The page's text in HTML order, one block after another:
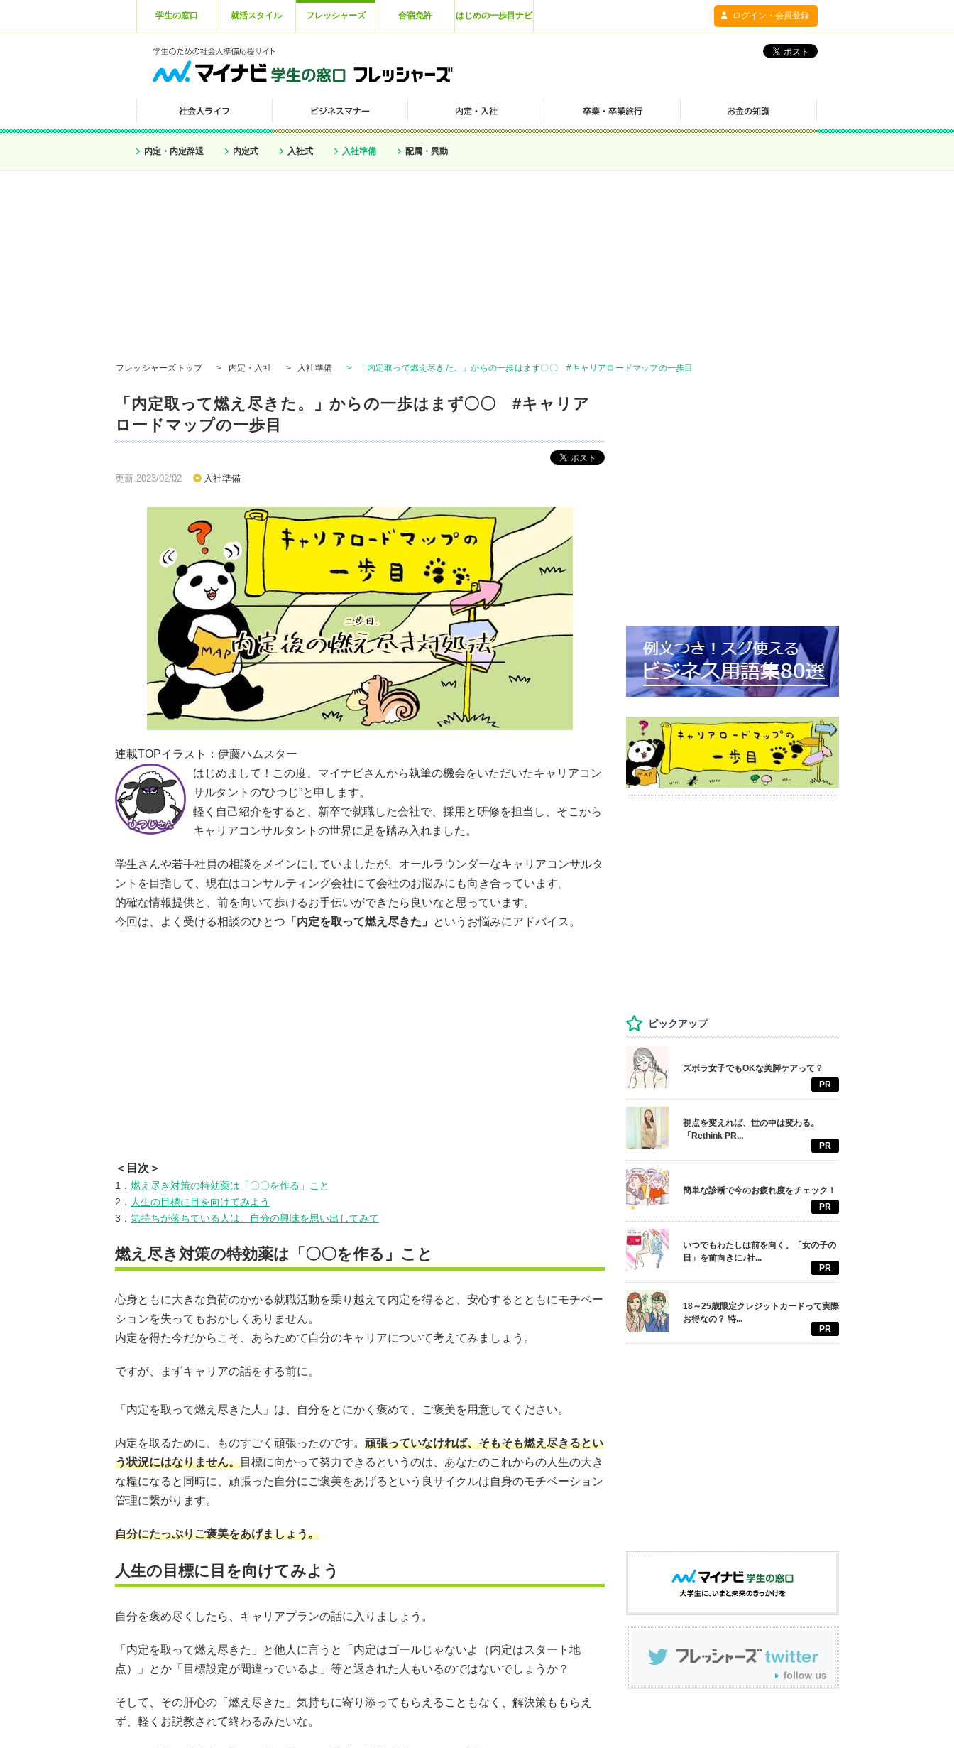
学生の窓口 就活スタイル フレッシャーズ 合宿免許 はじめの一歩目ナビ ログイン・会員登録
内定・内定辞退 内定式 入社式 入社準備 配属・異動
フレッシャーズトップ > 内定・入社 > 入社準備 > 「内定取って燃え尽きた。」からの一歩はまず〇〇 #キャリアロードマップの一歩目
「内定取って燃え尽きた。」からの一歩はまず〇〇 #キャリア
ロードマップの一歩目
更新:2023/02/02 入社準備
連載TOPイラスト：伊藤ハムスター
はじめまして！この度、マイナビさんから執筆の機会をいただいたキャリアコン
サルタントの“ひつじ”と申します。
軽く自己紹介をすると、新卒で就職した会社で、採用と研修を担当し、そこから
キャリアコンサルタントの世界に足を踏み入れました。
学生さんや若手社員の相談をメインにしていましたが、オールラウンダーなキャリアコンサルタ
ントを目指して、現在はコンサルティング会社にて会社のお悩みにも向き合っています。
的確な情報提供と、前を向いて歩けるお手伝いができたら良いなと思っています。
今回は、よく受ける相談のひとつ 「内定を取って燃え尽きた」 というお悩みにアドバイス。
＜目次＞
1． 燃え尽き対策の特効薬は「〇〇を作る」こと
2． 人生の目標に目を向けてみよう
3． 気持ちが落ちている人は、自分の興味を思い出してみて
燃え尽き対策の特効薬は「〇〇を作る」こと
心身ともに大きな負荷のかかる就職活動を乗り越えて内定を得ると、安心するとともにモチベー
ションを失ってもおかしくありません。
内定を得た今だからこそ、あらためて自分のキャリアについて考えてみましょう。
ですが、まずキャリアの話をする前に。
「内定を取って燃え尽きた人」は、自分をとにかく褒めて、ご褒美を用意してください。
内定を取るために、ものすごく頑張ったのです。 頑張っていなければ、そもそも燃え尽きるとい
う状況にはなりません。目標に向かって努力できるというのは、あなたのこれからの人生の大き
な糧になると同時に、頑張った自分にご褒美をあげるという良サイクルは自身のモチベーション
管理に繋がります。
自分にたっぷりご褒美をあげましょう。
人生の目標に目を向けてみよう
自分を褒め尽くしたら、キャリアプランの話に入りましょう。
「内定を取って燃え尽きた」と他人に言うと「内定はゴールじゃないよ（内定はスタート地
点）」とか「目標設定が間違っているよ」等と返された人もいるのではないでしょうか？
そして、その肝心の「燃え尽きた」気持ちに寄り添ってもらえることもなく、解決策ももらえ
ず、軽くお説教されて終わるみたいな。
ピックアップ
ズボラ女子でもOKな美脚ケアって？
PR
視点を変えれば、世の中は変わる。
「Rethink PR...
PR
簡単な診断で今のお疲れ度をチェック！
PR
いつでもわたしは前を向く。「女の子の
日」を前向きに♪社...
PR
18～25歳限定クレジットカードって実際
お得なの？ 特...
PR